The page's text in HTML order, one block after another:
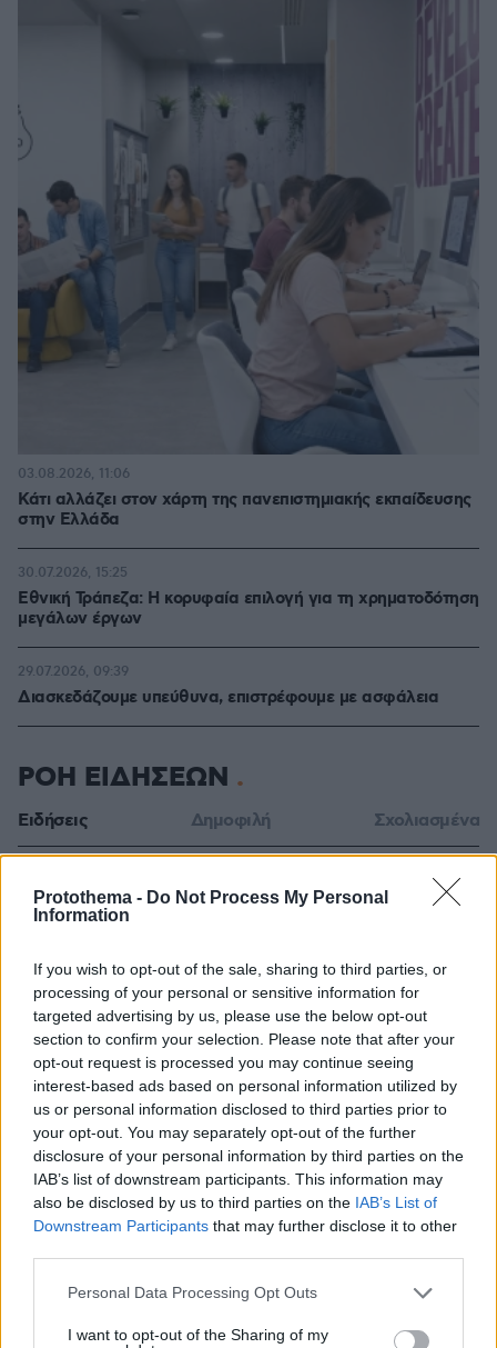
Protothema - Do Not Process My Personal
Information
If you wish to opt-out of the sale, sharing to third parties, or
processing of your personal or sensitive information for
targeted advertising by us, please use the below opt-out
section to confirm your selection. Please note that after your
opt-out request is processed you may continue seeing
interest-based ads based on personal information utilized by
us or personal information disclosed to third parties prior to
your opt-out. You may separately opt-out of the further
disclosure of your personal information by third parties on the
IAB’s list of downstream participants. This information may
also be disclosed by us to third parties on the IAB’s List of
Downstream Participants that may further disclose it to other
Please note that this website/app uses one or more Google
not limited to your visit or usage behaviour. You may click to
Personal Data Processing Opt Outs
I want to opt-out of the Sharing of my
Κάτι αλλάζει στον χάρτη της πανεπιστημιακής εκπαίδευσης
στην Ελλάδα
03.08.2026, 11:06
Εθνική Τράπεζα: Η κορυφαία επιλογή για τη χρηματοδότηση
μεγάλων έργων
30.07.2026, 15:25
Διασκεδάζουμε υπεύθυνα, επιστρέφουμε με ασφάλεια
29.07.2026, 09:39
ΡΟΗ ΕΙΔΗΣΕΩΝ
Ειδήσεις Δημοφιλή Σχολιασμένα
Ανταπόκριση από δύο κινηματογραφιστές στο Ιράν:
«Ζούμε σε μια διαρκή αβεβαιότητα, έναν πόλεμο σε
Στρες των μουστακιών της γάτας- Τι είναι και πώς να
βοηθήσετε το ζώο σας
πριν 5 λεπτά
Η Άννα Βίσση απόλαυσε μπάντα που έπαιξε Τσιτσάνη σε
δρόμο στο Φισκάρδο, δείτε βίντεο
Από τη Χαλκιδική μέχρι την Κρήτη: 51 βουτιές για το
φετινό καλοκαίρι
πριν 15 λεπτά
«Ρήτρα διαφυγής» για την Ενέργεια: Η Ελλάδα πληρώνει
€1 δισ. για να θωρακιστεί απέναντι σε μια νέα κρίση
πριν 19 λεπτά
καλοκαιρινή γκαρνταρόμπα
πριν 20 λεπτά